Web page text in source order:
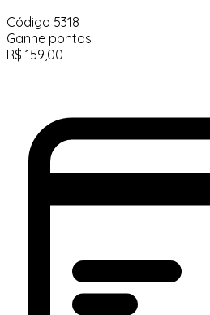
Código 5318
Ganhe pontos
R$ 159,00